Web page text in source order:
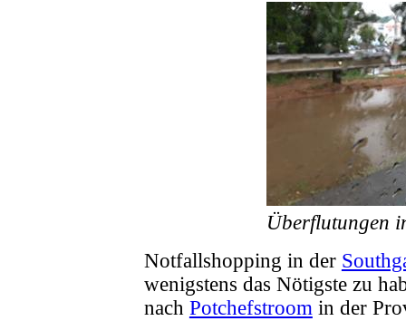
Überflutungen
Notfallshopping in der
wenigstens das Nötigste zu
nach Potchefstroomin der